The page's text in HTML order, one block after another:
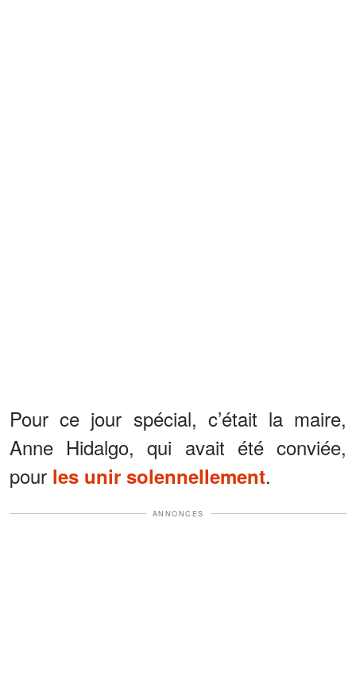
Pour ce jour spécial, c’était la maire,
Anne Hidalgo, qui avait été conviée,
pour les unir solennellement.
ANNONCES